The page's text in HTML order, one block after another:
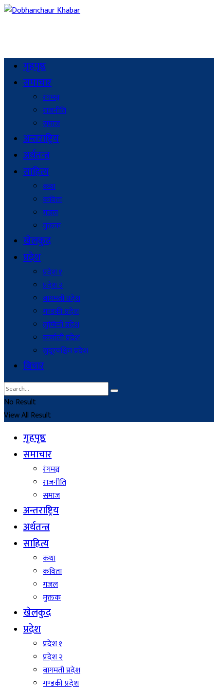
गृहपृष्ठ
समाचार
रंगमञ्च
राजनीति
समाज
अन्तराष्ट्रिय
अर्थतन्त्र
साहित्य
कथा
कविता
गजल
मुक्तक
खेलकुद
प्रदेश
प्रदेश १
प्रदेश २
बागमती प्रदेश
गण्डकी प्रदेश
लुम्बिनी प्रदेश
कर्णाली प्रदेश
सुदूरपश्चिम प्रदेश
बिचार
No Result
View All Result
गृहपृष्ठ
समाचार
रंगमञ्च
राजनीति
समाज
अन्तराष्ट्रिय
अर्थतन्त्र
साहित्य
कथा
कविता
गजल
मुक्तक
खेलकुद
प्रदेश
प्रदेश १
प्रदेश २
बागमती प्रदेश
गण्डकी प्रदेश